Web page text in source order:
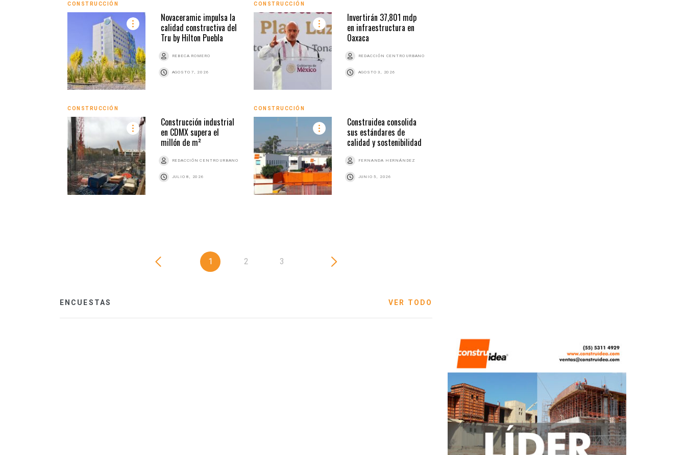
CONSTRUCCIÓN
Novaceramic impulsa la
calidad constructiva del
Tru by Hilton Puebla
REBECA ROMERO
AGOSTO 7, 2026
CONSTRUCCIÓN
Invertirán 37,801 mdp
en infraestructura en
Oaxaca
REDACCIÓN CENTRO URBANO
AGOSTO 3, 2026
CONSTRUCCIÓN
Construcción industrial
en CDMX supera el
millón de m²
REDACCIÓN CENTRO URBANO
JULIO 8, 2026
CONSTRUCCIÓN
Construidea consolida
sus estándares de
calidad y sostenibilidad
FERNANDA HERNÁNDEZ
JUNIO 5, 2026
1 2 3
ENCUESTAS VER TODO